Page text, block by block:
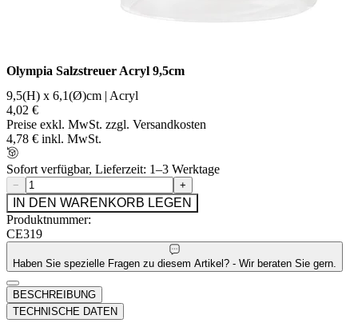
Olympia Salzstreuer Acryl 9,5cm
9,5(H) x 6,1(Ø)cm | Acryl
4,02 €
Preise exkl. MwSt. zzgl. Versandkosten
4,78 € inkl. MwSt.
Sofort verfügbar, Lieferzeit: 1–3 Werktage
− +
IN DEN WARENKORB LEGEN
Produktnummer:
CE319
Haben Sie spezielle Fragen zu diesem Artikel? - Wir beraten Sie gern.
BESCHREIBUNG
TECHNISCHE DATEN